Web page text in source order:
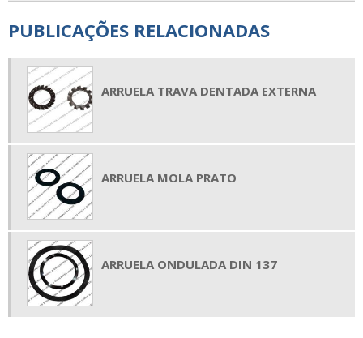
PUBLICAÇÕES RELACIONADAS
ARRUELA TRAVA DENTADA EXTERNA
ARRUELA MOLA PRATO
ARRUELA ONDULADA DIN 137